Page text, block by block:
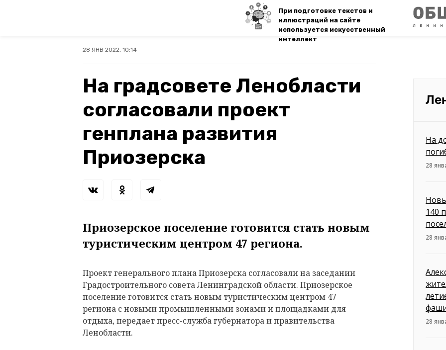
При подготовке текстов и
иллюстраций на сайте
используется искусственный
интеллект
28 ЯНВ 2022, 10:14
На градсовете Ленобласти
согласовали проект
генплана развития
Приозерска
Приозерское поселение готовится стать новым
туристическим центром 47 региона.
Проект генерального плана Приозерска согласовали на заседании
Градостроительного совета Ленинградской области. Приозерское
поселение готовится стать новым туристическим центром 47
региона с новыми промышленными зонами и площадками для
отдыха, передает пресс-служба губернатора и правительства
Ленобласти.
На
28
140
28
28